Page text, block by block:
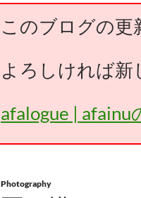
このブログの更
よろしければ新
afalogue | afainu
Photography